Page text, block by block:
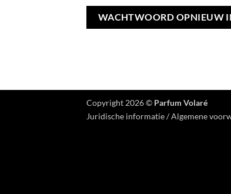
WACHTWOORD OPNIEUW
Copyright 2026 © Parfum Volaré
Juridische informatie/Algemene